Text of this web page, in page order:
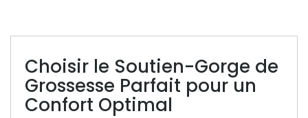
Choisir le Soutien-Gorge de
Grossesse Parfait pour un
Confort Optimal